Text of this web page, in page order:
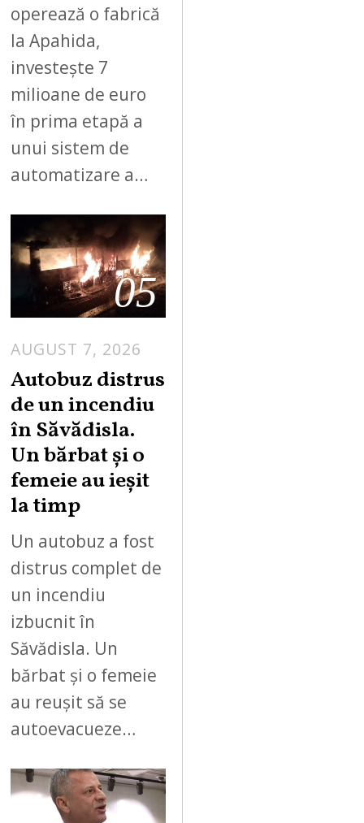
operează o fabrică
la Apahida,
investește 7
milioane de euro
în prima etapă a
unui sistem de
automatizare a…
05
AUGUST 7, 2026
Autobuz distrus
de un incendiu
în Săvădisla.
Un bărbat și o
femeie au ieșit
la timp
Un autobuz a fost
distrus complet de
un incendiu
izbucnit în
Săvădisla. Un
bărbat și o femeie
au reușit să se
autoevacueze…